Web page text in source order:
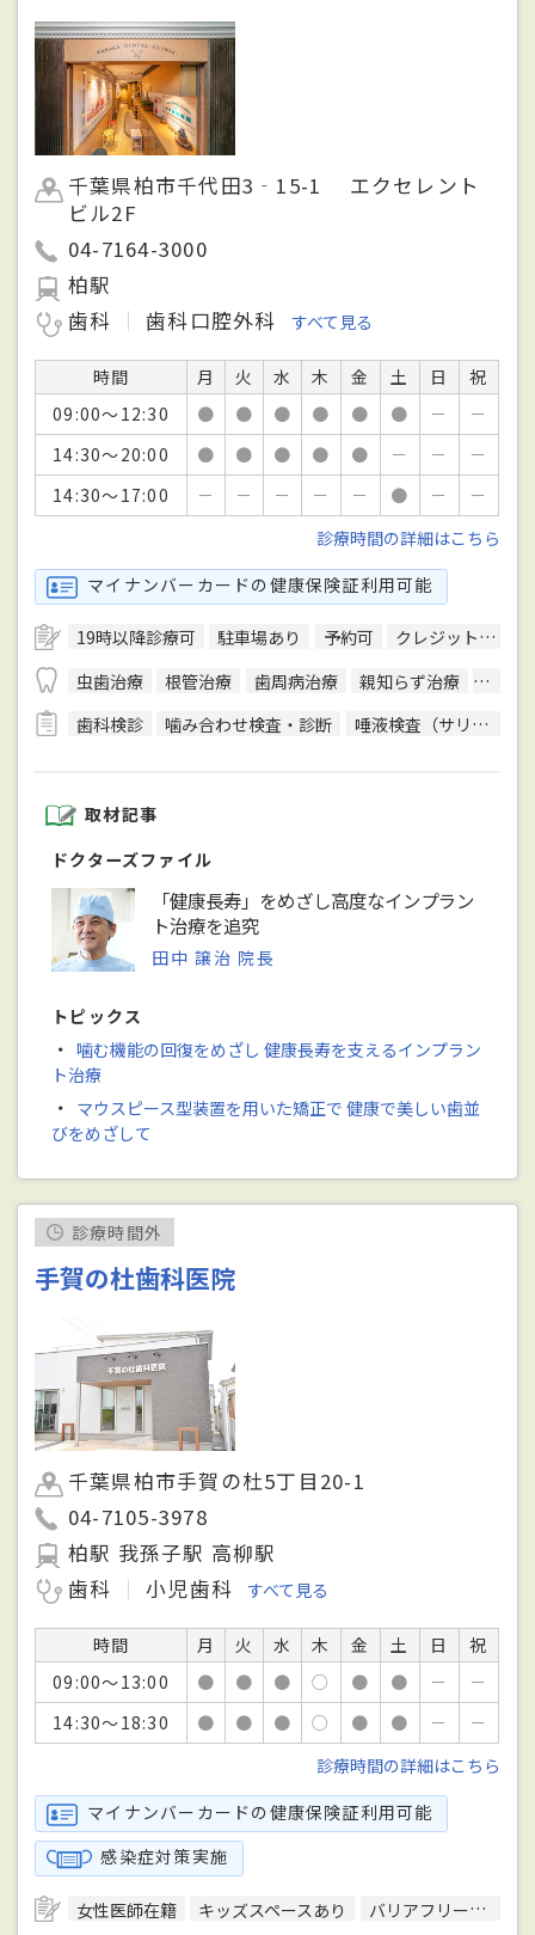
千葉県柏市千代田3‐15-1 エクセレント
ビル2F
04-7164-3000
柏駅
歯科
歯科口腔外科 すべて見る
時間 月 火 水 木 金 土 日
祝
09:00～12:30
● ● ● ● ● ● －
－
14:30～20:00
● ● ● ● ● － －
－
14:30～17:00
－ － － － － ● －
－
診療時間の詳細はこちら
マイナンバーカードの健康保険証利用可能
19時以降診療可 駐車場あり 予約可
クレジットカード対応
虫歯治療
根管治療 歯周病治療 親知らず治療
顎関
歯科検診
噛み合わせ検査・診断 唾液検査（サリバテスト）
取材記事
ドクターズファイル
「健康長寿」をめざし高度なインプラン
ト治療を追究
田中 譲治 院長
トピックス
・ 噛む機能の回復をめざし 健康長寿を支えるインプラン
ト治療
・ マウスピース型装置を用いた矯正で 健康で美しい歯並
びをめざして
診療時間外
手賀の杜歯科医院
千葉県柏市手賀の杜5丁目20-1
04-7105-3978
柏駅 我孫子駅 高柳駅
歯科
小児歯科 すべて見る
時間 月 火 水 木 金 土 日
祝
09:00～13:00
● ● ● ○ ● ● －
－
14:30～18:30
● ● ● ○ ● ● －
－
診療時間の詳細はこちら
マイナンバーカードの健康保険証利用可能
感染症対策実施
女性医師在籍 キッズスペースあり バリアフリー対応